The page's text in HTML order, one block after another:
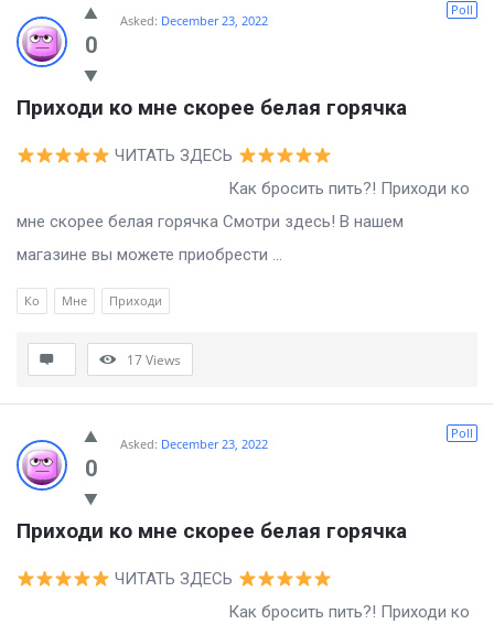
0
Poll
Asked: December 23, 2022
Приходи ко мне скорее белая горячка
ЧИТАТЬ ЗДЕСЬ
Как бросить пить?! Приходи ко
мне скорее белая горячка Смотри здесь! В нашем
магазине вы можете приобрести ...
Ко Мне Приходи
17Views
0
Poll
Asked: December 23, 2022
Приходи ко мне скорее белая горячка
ЧИТАТЬ ЗДЕСЬ
Как бросить пить?! Приходи ко